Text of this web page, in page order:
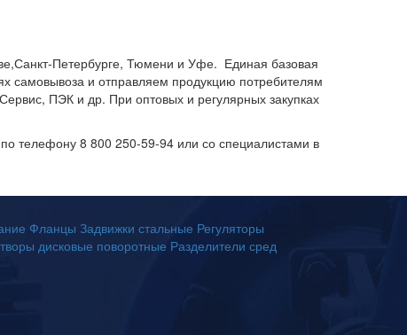
Петербурге, Тюмени и Уфе. Единая базовая
самовывоза и отправляем продукцию потребителям
ПЭК и др. При оптовых и регулярных закупках
телефону 8 800 250-59-94 или со специалистами в
Фланцы Задвижки стальные Регуляторы
дисковые поворотные Разделители сред